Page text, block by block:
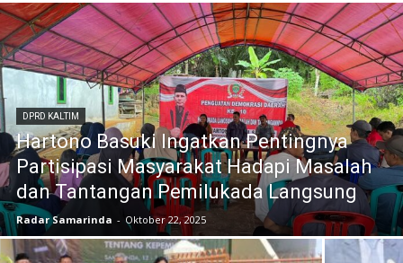
DPRD KALTIM
Hartono Basuki Ingatkan Pentingnya
Partisipasi Masyarakat Hadapi Masalah
dan Tantangan Pemilukada Langsung
Radar Samarinda - Oktober 22, 2025